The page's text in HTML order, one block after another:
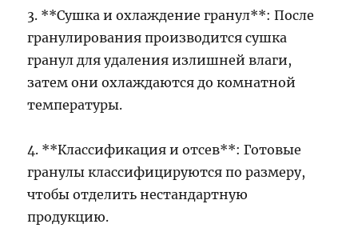
3. **Сушка и охлаждение гранул**: После
гранулирования производится сушка
гранул для удаления излишней влаги,
затем они охлаждаются до комнатной
температуры.
4. **Классификация и отсев**: Готовые
гранулы классифицируются по размеру,
чтобы отделить нестандартную
продукцию.